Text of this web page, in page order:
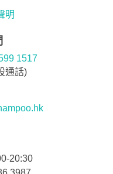
明
1517
通話)
20:30